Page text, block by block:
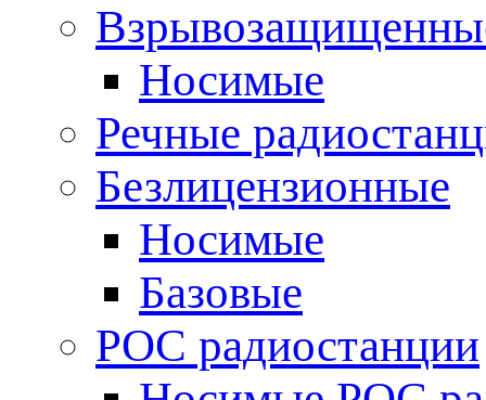
Носимые
Речные
Безлицензионные
Носимые
Базовые
POC радиостанции